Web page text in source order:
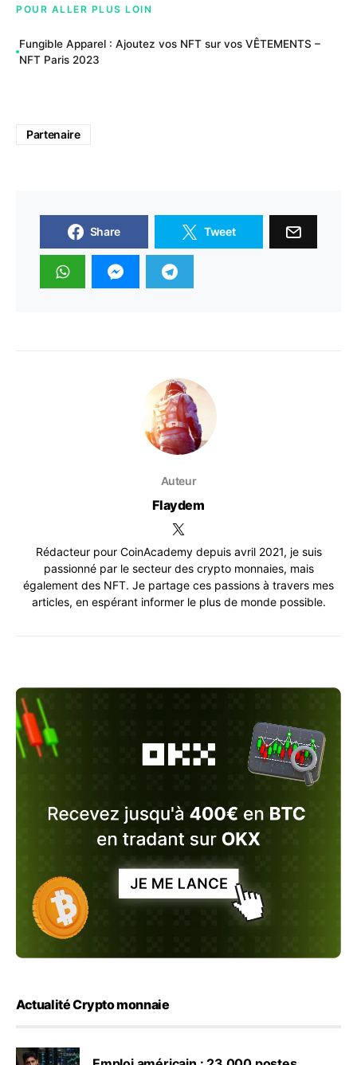
POUR ALLER PLUS LOIN
Fungible Apparel : Ajoutez vos NFT sur vos VÊTEMENTS –
NFT Paris 2023
Partenaire
Share Tweet
Auteur
Flaydem
Rédacteur pour CoinAcademy depuis avril 2021, je suis
passionné par le secteur des crypto monnaies, mais
également des NFT. Je partage ces passions à travers mes
articles, en espérant informer le plus de monde possible.
Actualité Crypto monnaie